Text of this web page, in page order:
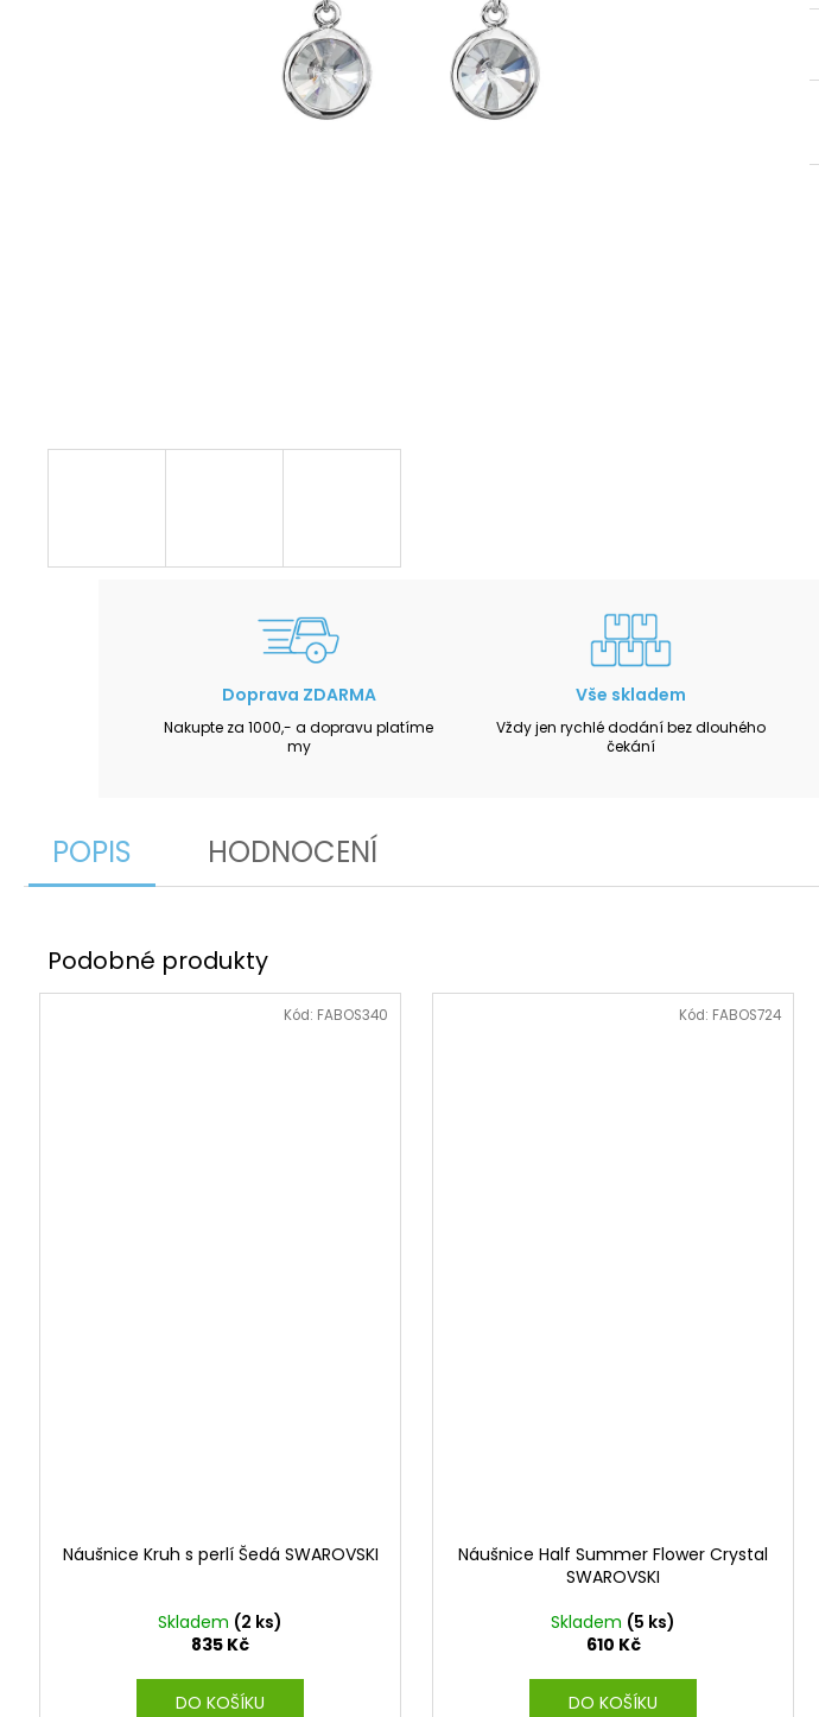
Doprava ZDARMA
Nakupte za 1000,- a dopravu platíme
my
Vše skladem
Vždy jen rychlé dodání bez dlouhého
čekání
POPIS HODNOCENÍ
Náušnice Kruh s perlí Šedá SWAROVSKI
Skladem (2 ks)
835 Kč
DO KOŠÍKU
Kód: FABOS340
Náušnice Half Summer Flower Crystal
SWAROVSKI
Skladem (5 ks)
610 Kč
DO KOŠÍKU
Kód: FABOS724
NÁHRDELNÍK KOLEČKO A HRUŠKY
MONTANA SWAROVSKI
490 Kč
Původně: